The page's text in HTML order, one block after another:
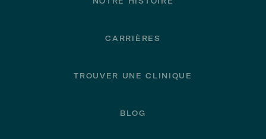
CARRIÈRES
TROUVER UNE CLINIQUE
BLOG